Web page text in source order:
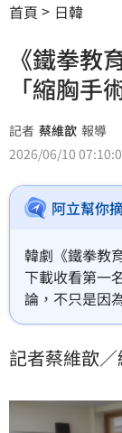
首頁 日韓
《鐵拳教
「縮胸手
記者 蔡維歆 報導
2026/06/10
阿立幫你
韓劇《鐵拳教
下載收看第一
論，不只是因
人對校園霸凌
「縮胸手術」
記者蔡維歆